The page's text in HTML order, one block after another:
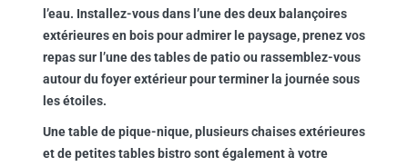
l’eau. Installez-vous dans l’une des deux balançoires
extérieures en bois pour admirer le paysage, prenez vos
repas sur l’une des tables de patio ou rassemblez-vous
autour du foyer extérieur pour terminer la journée sous
les étoiles.
Une table de pique-nique, plusieurs chaises extérieures
et de petites tables bistro sont également à votre